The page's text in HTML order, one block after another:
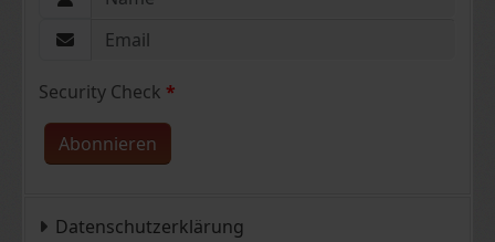
Security Check *
Abonnieren
Datenschutzerklärung